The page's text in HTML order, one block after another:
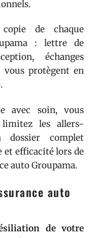
de chaque
: lettre de
échanges
vous protègent en
avec soin, vous
les allers-
dossier complet
et efficacité lors de
auto Groupama.
auto
de votre